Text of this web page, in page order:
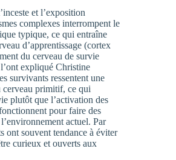
et l’exposition
complexes interrompent le
typique, ce qui entraîne
d’apprentissage (cortex
du cerveau de survie
expliqué Christine
survivants ressentent une
primitif, ce qui
plutôt que l’activation des
pour faire des
actuel. Par
ont souvent tendance à éviter
curieux et ouverts aux